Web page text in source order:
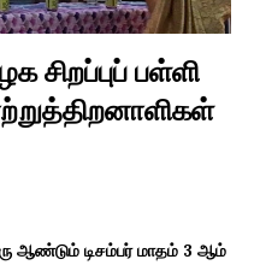
சிறப்புப் பள்ளி
டிசம்பர் மாதம் 3 ஆம்